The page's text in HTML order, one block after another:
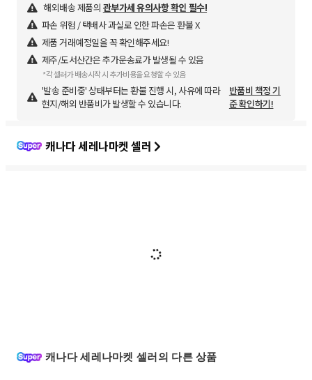
해외배송 제품의 관부가세 유의사항 확인 필수!
파손 위험 / 택배사 과실로 인한 파손은 환불 X
제품 거래예정일을 꼭 확인해주세요!
제주/도서산간은 추가운송료가 발생될 수 있음
*각 셀러가 배송시작 시 추가비용을 요청할 수 있음
'발송 준비중' 상태부터는 환불 진행 시, 사유에 따라
현지/해외 반품비가 발생할 수 있습니다.
반품비 책정 기
준 확인하기!
캐나다 세레나마켓 셀러
캐나다 세레나마켓 셀러의 다른 상품